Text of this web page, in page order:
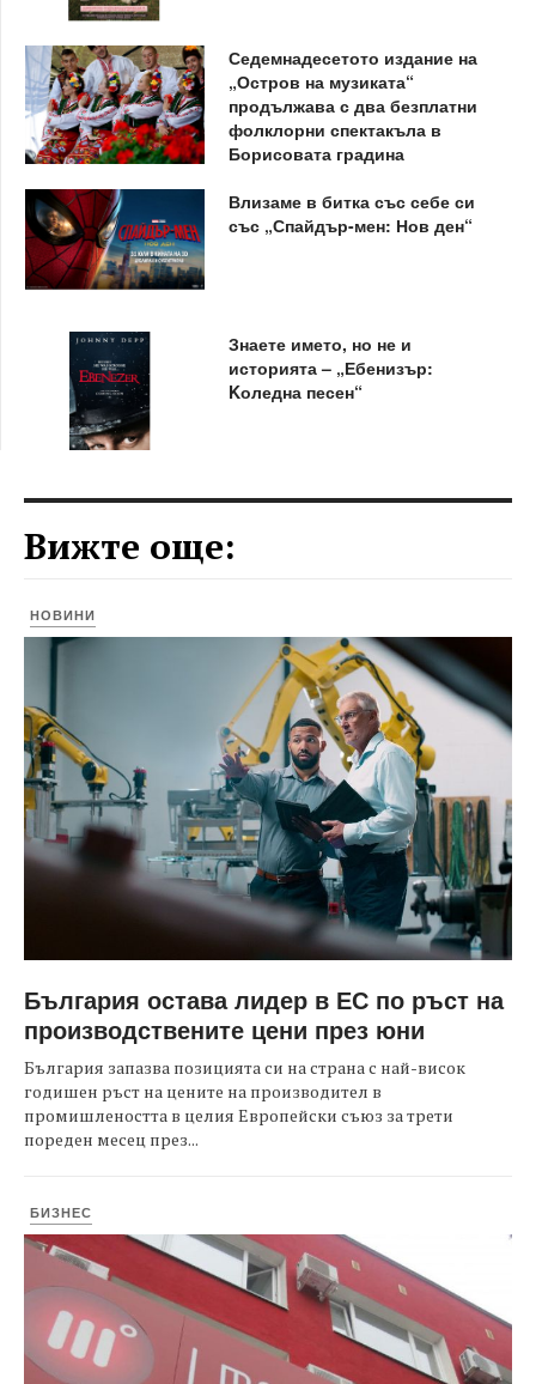
Седемнадесетото издание на
„Остров на музиката“
продължава с два безплатни
фолклорни спектакъла в
Борисовата градина
Влизаме в битка със себе си
със „Спайдър-мен: Нов ден“
Знаете името, но не и
историята – „Ебенизър:
Kоледна песен“
Вижте още:
НОВИНИ
България остава лидер в ЕС по ръст на
производствените цени през юни
България запазва позицията си на страна с най-висок
годишен ръст на цените на производител в
промишлеността в целия Европейски съюз за трети
пореден месец през...
БИЗНЕС